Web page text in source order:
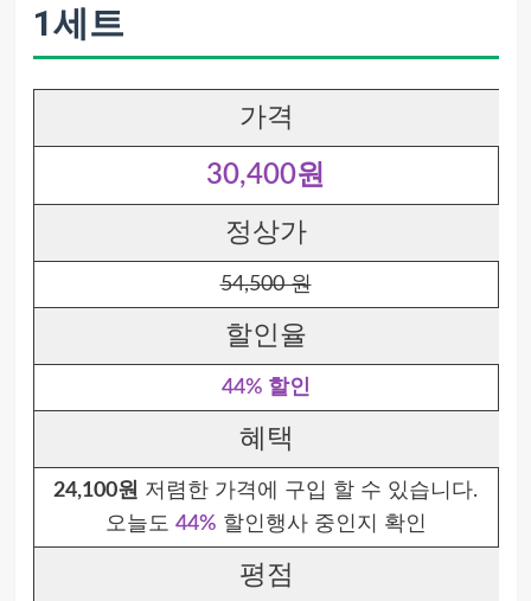
1세트
가격
30,400원
정상가
54,500 원
할인율
44% 할인
혜택
24,100원 저렴한 가격에 구입 할 수 있습니다.
오늘도 44% 할인행사 중인지 확인
평점